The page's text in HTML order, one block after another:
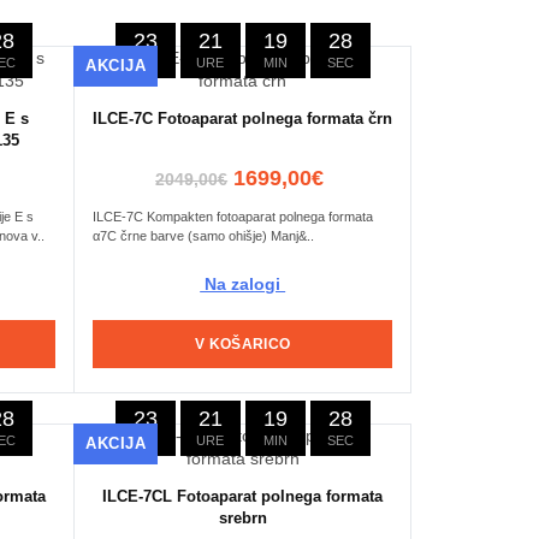
E s
E s
v..
23
DNI
21
URE
19
MIN
27
SEC
AKCIJA
ILCE-7C Fotoaparat polnega formata črn
2049,00€ 1699,00€
ILCE-7C Kompakten fotoaparat polnega formata
α7C črne barve (samo ohišje) Manj&..
Na zalogi
V KOŠARICO
23
DNI
21
URE
19
MIN
27
SEC
AKCIJA
ILCE-7CL Fotoaparat polnega formata
srebrn